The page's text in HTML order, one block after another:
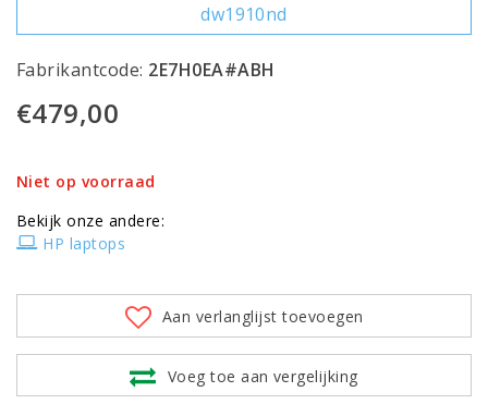
dw1910nd
Fabrikantcode: 2E7H0EA#ABH
€479,00
Niet op voorraad
Bekijk onze andere:
HP laptops
Aan verlanglijst toevoegen
Voeg toe aan vergelijking